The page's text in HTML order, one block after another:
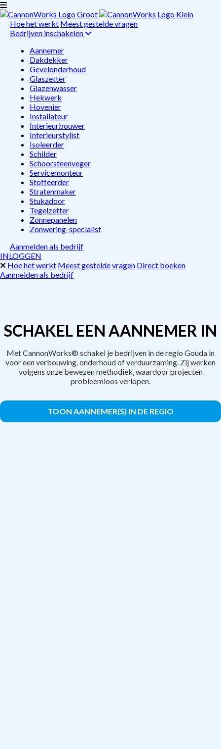
Hoe het werkt Meest gestelde vragen
Bedrijven inschakelen
Aannemer
Dakdekker
Gevelonderhoud
Glaszetter
Glazenwasser
Hekwerk
Hovenier
Installateur
Interieurbouwer
Interieurstylist
Isoleerder
Schilder
Schoorsteenveger
Servicemonteur
Stoffeerder
Stratenmaker
Stukadoor
Tegelzetter
Zonnepanelen
Zonwering-specialist
Aanmelden als bedrijf
INLOGGEN
Hoe het werkt Meest gestelde vragen Direct boeken
Aanmelden als bedrijf
SCHAKEL EEN AANNEMER IN
Met CannonWorks® schakel je bedrijven in de regio Gouda in
voor een verbouwing, onderhoud of verduurzaming. Zij werken
volgens onze bewezen methodiek, waardoor projecten
probleemloos verlopen.
TOON AANNEMER(S) IN DE REGIO